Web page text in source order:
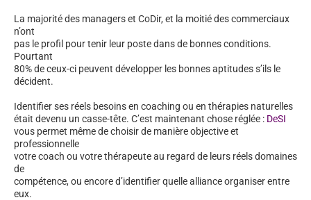
La majorité des managers et CoDir, et la moitié des commerciaux
n’ont
pas le profil pour tenir leur poste dans de bonnes conditions.
Pourtant
80% de ceux-ci peuvent développer les bonnes aptitudes s’ils le
décident.
Identifier ses réels besoins en coaching ou en thérapies naturelles
était devenu un casse-tête. C’est maintenant chose réglée : DeSI
vous permet même de choisir de manière objective et
professionnelle
votre coach ou votre thérapeute au regard de leurs réels domaines
de
compétence, ou encore d’identifier quelle alliance organiser entre
eux.